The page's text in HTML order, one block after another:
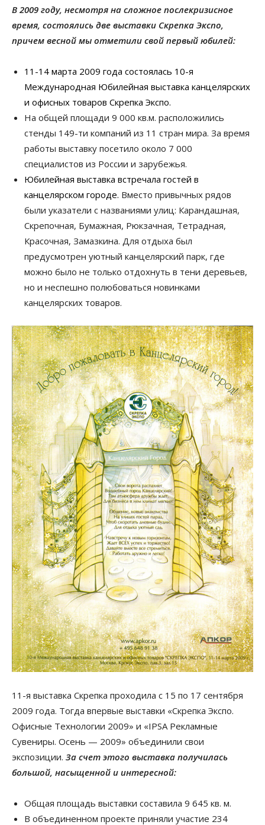
В 2009 году, несмотря на сложное послекризисное
время, состоялись две выставки Скрепка Экспо,
причем весной мы отметили свой первый юбилей:
11-14 марта 2009 года состоялась 10-я
Международная Юбилейная выставка канцелярских
и офисных товаров Скрепка Экспо.
На общей площади 9 000 кв.м. расположились
стенды 149-ти компаний из 11 стран мира. За время
работы выставку посетило около 7 000
специалистов из России и зарубежья.
Юбилейная выставка встречала гостей в
канцелярском городе. Вместо привычных рядов
были указатели с названиями улиц: Карандашная,
Скрепочная, Бумажная, Рюкзачная, Тетрадная,
Красочная, Замазкина. Для отдыха был
предусмотрен уютный канцелярский парк, где
можно было не только отдохнуть в тени деревьев,
но и неспешно полюбоваться новинками
канцелярских товаров.
11-я выставка Скрепка проходила с 15 по 17 сентября
2009 года. Тогда впервые выставки «Скрепка Экспо.
Офисные Технологии 2009» и «IPSA Рекламные
Сувениры. Осень — 2009» объединили свои
экспозиции. За счет этого выставка получилась
большой, насыщенной и интересной:
Общая площадь выставки составила 9 645 кв. м.
В объединенном проекте приняли участие 234